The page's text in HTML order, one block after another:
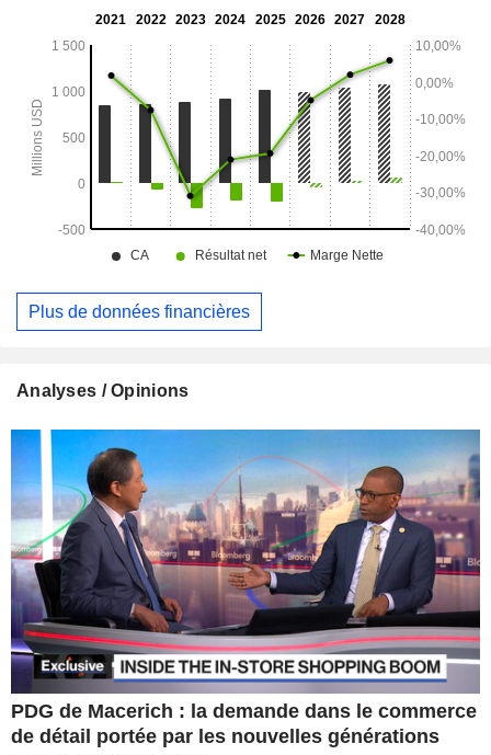
Plus de données financières
Analyses / Opinions
PDG de Macerich : la demande dans le commerce
de détail portée par les nouvelles générations